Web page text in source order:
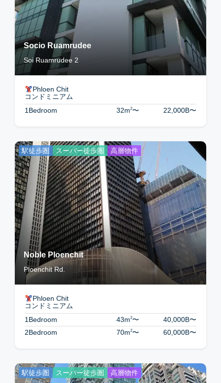
Socio Ruamrudee
Soi Ruamrudee 2
Phloen Chit
コンドミニアム
1Bedroom
32m2〜 22,000B〜
駅徒歩圏 スーパー徒歩圏 高層物件
Noble Ploenchit
Ploenchit Rd.
Phloen Chit
コンドミニアム
1Bedroom
43m2〜 40,000B〜
2Bedroom
70m2〜 60,000B〜
駅徒歩圏 スーパー徒歩圏 高層物件